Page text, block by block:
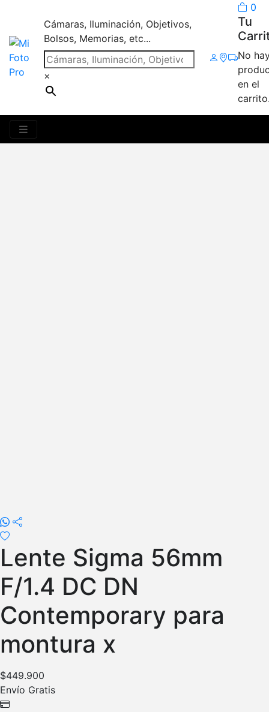
Cámaras, Iluminación, Objetivos,
Bolsos, Memorias, etc...
×
0
Tu
No
en el
Lente Sigma 56mm
F/1.4 DC DN
Contemporary para
montura x
$449.900
Envío Gratis